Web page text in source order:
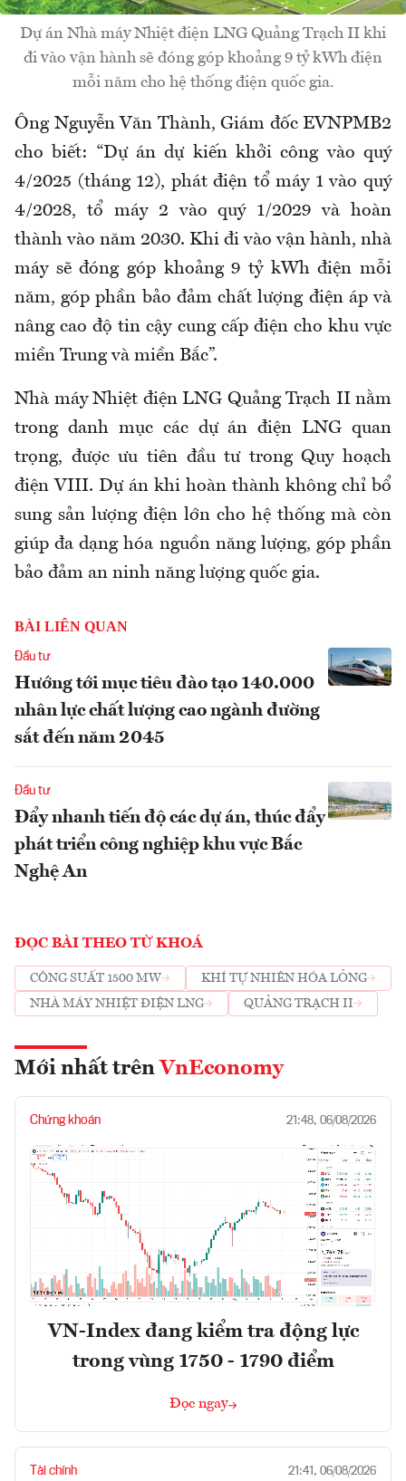
Dự án Nhà máy Nhiệt điện LNG Quảng Trạch II khi
đi vào vận hành sẽ đóng góp khoảng 9 tỷ kWh điện
mỗi năm cho hệ thống điện quốc gia.
Ông Nguyễn Văn Thành, Giám đốc EVNPMB2
cho biết: “Dự án dự kiến khởi công vào quý
4/2025 (tháng 12), phát điện tổ máy 1 vào quý
4/2028, tổ máy 2 vào quý 1/2029 và hoàn
thành vào năm 2030. Khi đi vào vận hành, nhà
máy sẽ đóng góp khoảng 9 tỷ kWh điện mỗi
năm, góp phần bảo đảm chất lượng điện áp và
nâng cao độ tin cậy cung cấp điện cho khu vực
miền Trung và miền Bắc”.
Nhà máy Nhiệt điện LNG Quảng Trạch II nằm
trong danh mục các dự án điện LNG quan
trọng, được ưu tiên đầu tư trong Quy hoạch
điện VIII. Dự án khi hoàn thành không chỉ bổ
sung sản lượng điện lớn cho hệ thống mà còn
giúp đa dạng hóa nguồn năng lượng, góp phần
bảo đảm an ninh năng lượng quốc gia.
BÀI LIÊN QUAN
Đầu tư
Hướng tới mục tiêu đào tạo 140.000
nhân lực chất lượng cao ngành đường
sắt đến năm 2045
Đầu tư
Đẩy nhanh tiến độ các dự án, thúc đẩy
phát triển công nghiệp khu vực Bắc
Nghệ An
ĐỌC BÀI THEO TỪ KHOÁ
CÔNG SUẤT 1500 MW
KHÍ TỰ NHIÊN HÓA LỎNG
NHÀ MÁY NHIỆT ĐIỆN LNG
QUẢNG TRẠCH II
Mới nhất trên VnEconomy
Chứng khoán 21:48, 06/08/2026
VN-Index đang kiểm tra động lực
trong vùng 1750 - 1790 điểm
Đọc ngay
Tài chính 21:41, 06/08/2026